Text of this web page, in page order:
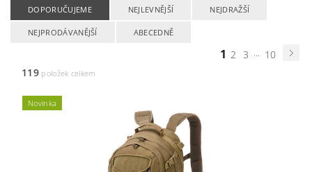
DOPORUČUJEME NEJLEVNĚJŠÍ NEJDRAŽŠÍ
NEJPRODÁVANĚJŠÍ ABECEDNĚ
1 2 3 ... 10
119položek celkem
Novinka